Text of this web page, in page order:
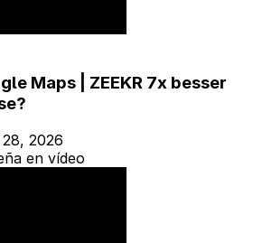
Maps | ZEEKR 7x besser
2026
en vídeo